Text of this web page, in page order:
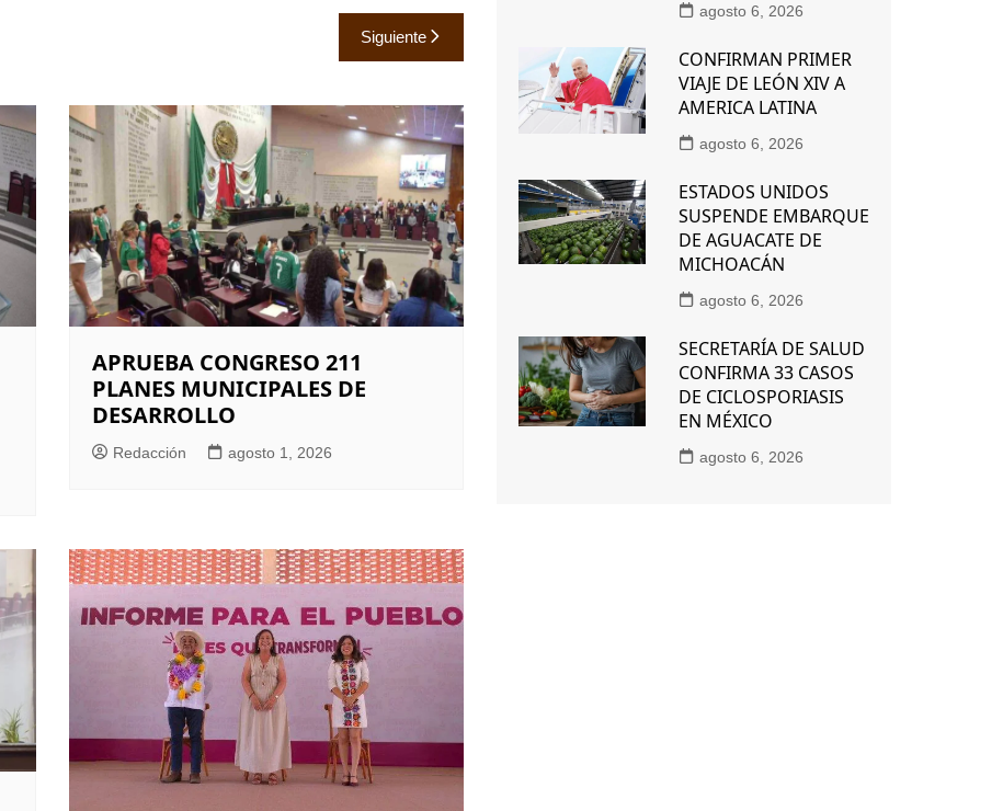
Siguiente
APRUEBA CONGRESO 211
PLANES MUNICIPALES DE
DESARROLLO
Redacción agosto 1, 2026
agosto 6, 2026
CONFIRMAN PRIMER
VIAJE DE LEÓN XIV A
AMERICA LATINA
agosto 6, 2026
ESTADOS UNIDOS
SUSPENDE EMBARQUE
DE AGUACATE DE
MICHOACÁN
agosto 6, 2026
SECRETARÍA DE SALUD
CONFIRMA 33 CASOS
DE CICLOSPORIASIS
EN MÉXICO
agosto 6, 2026